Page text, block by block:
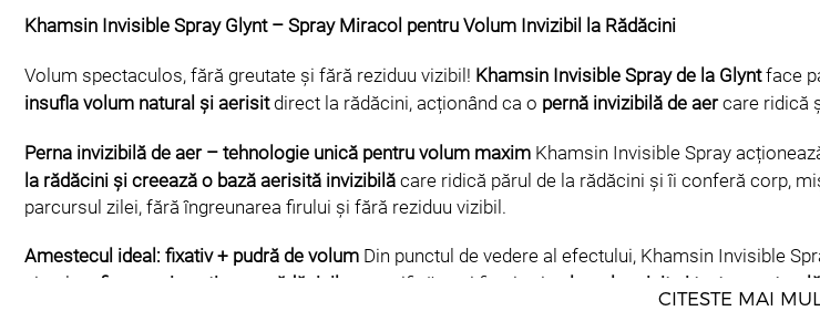
Khamsin Invisible Spray Glynt – Spray Miracol pentru Volum Invizibil la Rădăcini
Volum spectaculos, fără greutate și fără reziduu vizibil! Khamsin Invisible Spray de la Glyntface
insufla volum natural și aerisitdirect la rădăcini, acționând ca o pernă invizibilă de aercare ridică
Perna invizibilă de aer – tehnologie unică pentru volum maxim Khamsin Invisible Spray
la rădăcini și creează o bază aerisită invizibilă care ridică părul de la rădăcini și îi conferă corp,
parcursul zilei, fără îngreunarea firului și fără reziduu vizibil.
Amestecul ideal: fixativ + pudră de volum Din punctul de vedere al efectului, Khamsin Invisible
simultan fixarea și susținerea rădăcinilor specifică unui fixativ și volumul aerisit și textura naturală
CITESTE MAI